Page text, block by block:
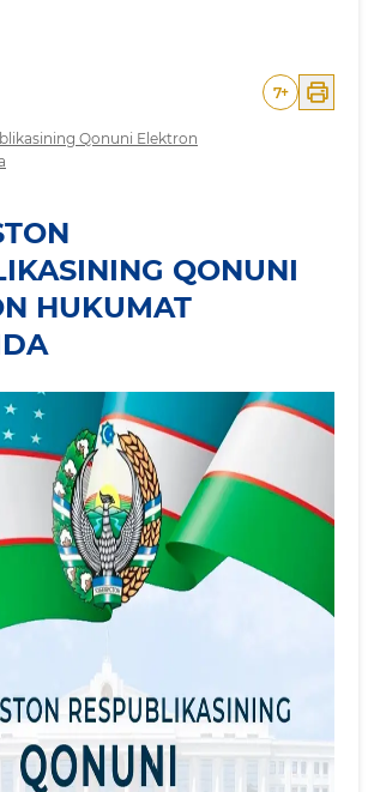
Qonuni Elektron
7+
QONUNI
HUKUMAT